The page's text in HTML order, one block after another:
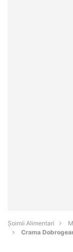
Şoimii Alimentari
Crama